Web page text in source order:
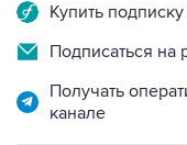
Купить
Подписаться на
Получать
канале